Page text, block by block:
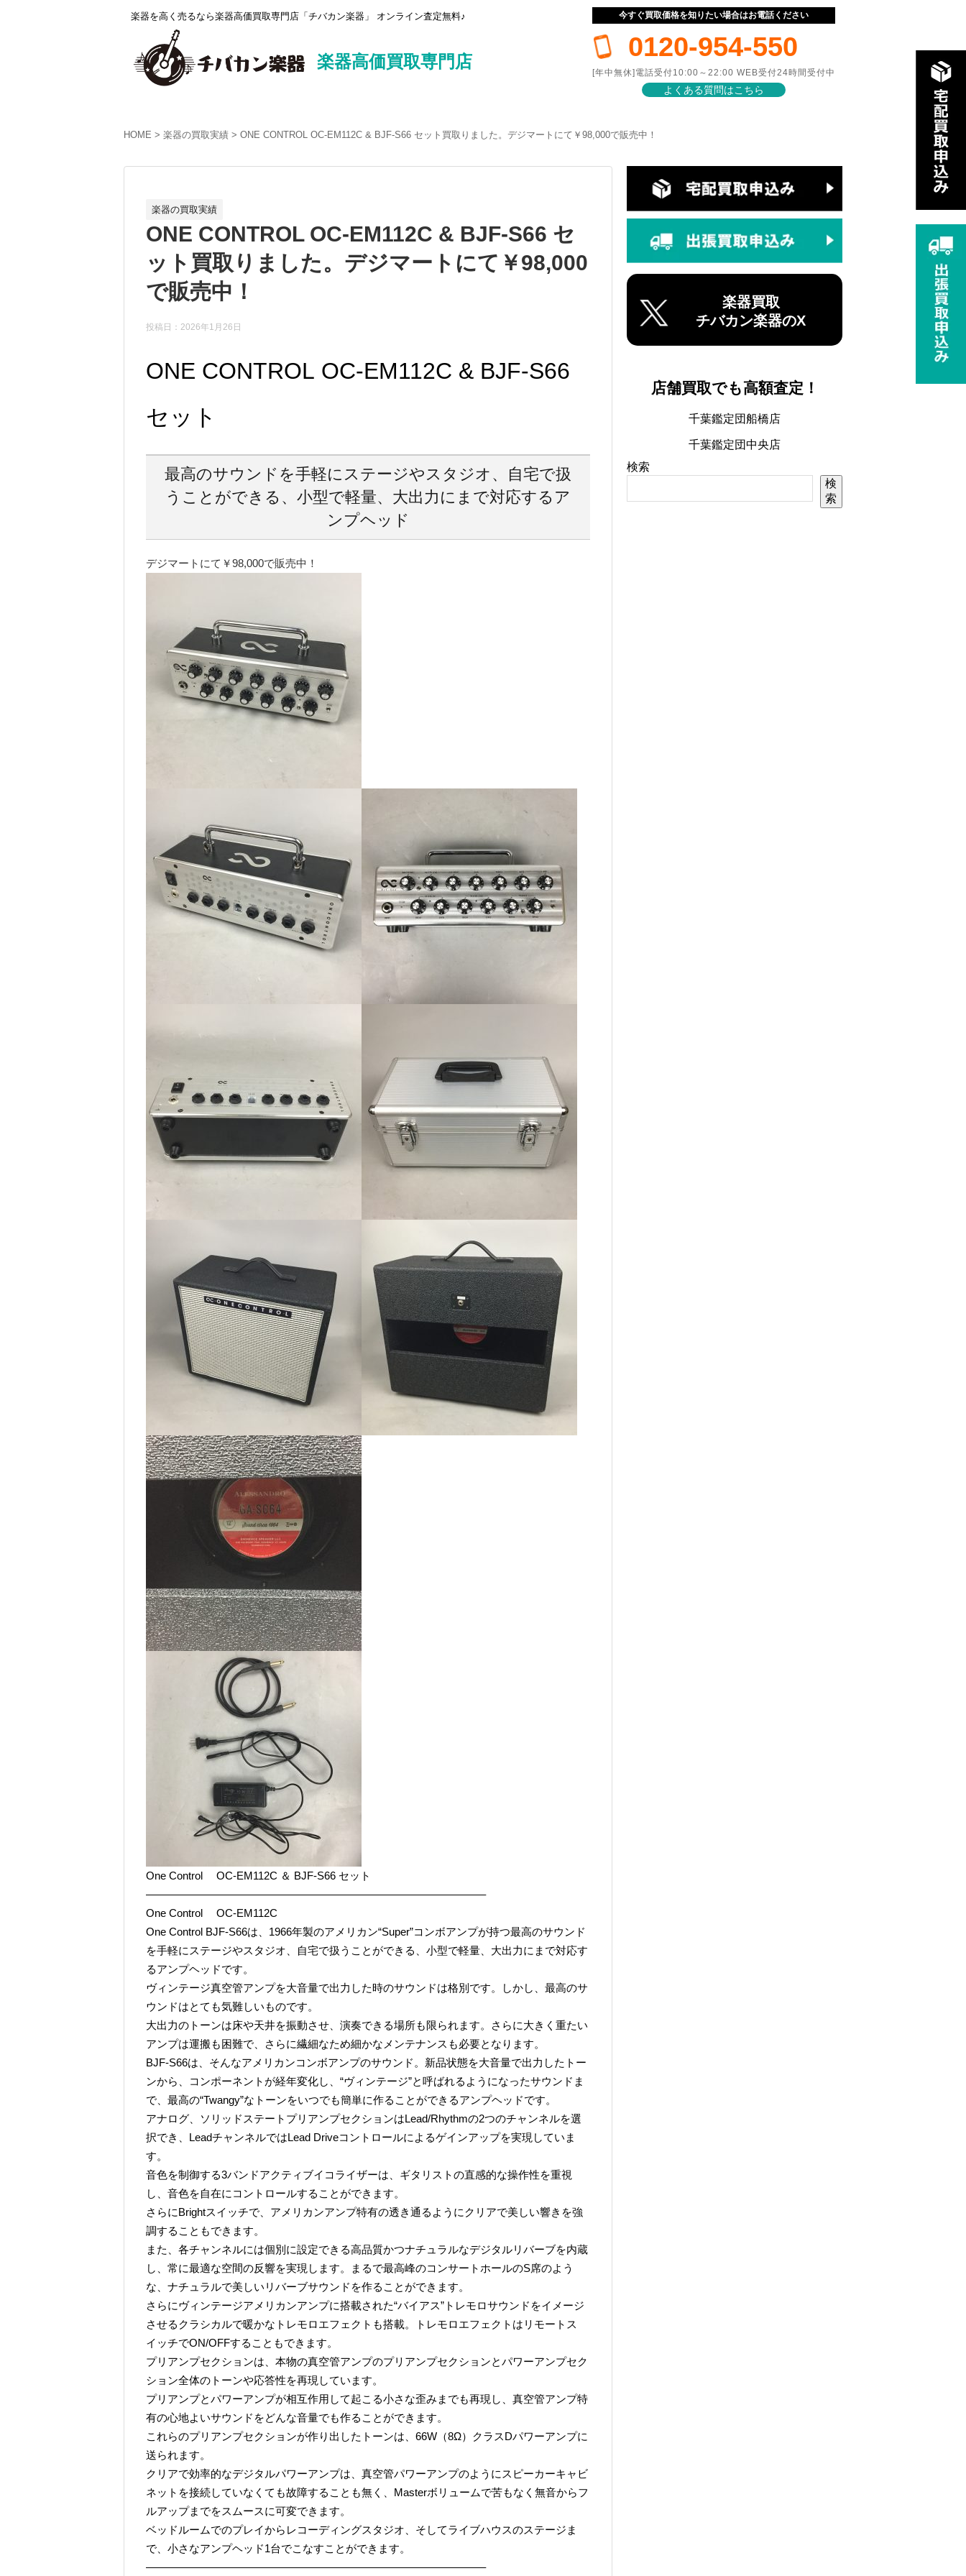
楽器を高く売るなら楽器高価買取専門店「チバカン楽器」 オンライン査定無料♪
楽器高価買取専門店
今すぐ買取価格を知りたい場合はお電話ください
0120-954-550
[年中無休]電話受付10:00～22:00 WEB受付24時間受付中
よくある質問はこちら
HOME 楽器の買取実績 ONE CONTROL OC-EM112C & BJF-S66 セット買取りました。デジマートにて￥98,000で販売中！
楽器の買取実績
ONE CONTROL OC-EM112C & BJF-S66 セ
ット買取りました。デジマートにて￥98,000
で販売中！
投稿日：2026年1月26日
ONE CONTROL OC-EM112C & BJF-S66
セット
最高のサウンドを手軽にステージやスタジオ、自宅で扱
うことができる、小型で軽量、大出力にまで対応するア
ンプヘッド
デジマートにて￥98,000で販売中！
One Control OC-EM112C ＆ BJF-S66 セット
———————————————————————————————–
One Control OC-EM112C
One Control BJF-S66は、1966年製のアメリカン“Super”コンボアンプが持つ最高のサウンド
を手軽にステージやスタジオ、自宅で扱うことができる、小型で軽量、大出力にまで対応す
るアンプヘッドです。
ヴィンテージ真空管アンプを大音量で出力した時のサウンドは格別です。しかし、最高のサ
ウンドはとても気難しいものです。
大出力のトーンは床や天井を振動させ、演奏できる場所も限られます。さらに大きく重たい
アンプは運搬も困難で、さらに繊細なため細かなメンテナンスも必要となります。
BJF-S66は、そんなアメリカンコンボアンプのサウンド。新品状態を大音量で出力したトー
ンから、コンポーネントが経年変化し、“ヴィンテージ”と呼ばれるようになったサウンドま
で、最高の“Twangy”なトーンをいつでも簡単に作ることができるアンプヘッドです。
アナログ、ソリッドステートプリアンプセクションはLead/Rhythmの2つのチャンネルを選
択でき、LeadチャンネルではLead Driveコントロールによるゲインアップを実現していま
す。
音色を制御する3バンドアクティブイコライザーは、ギタリストの直感的な操作性を重視
し、音色を自在にコントロールすることができます。
さらにBrightスイッチで、アメリカンアンプ特有の透き通るようにクリアで美しい響きを強
調することもできます。
また、各チャンネルには個別に設定できる高品質かつナチュラルなデジタルリバーブを内蔵
し、常に最適な空間の反響を実現します。まるで最高峰のコンサートホールのS席のよう
な、ナチュラルで美しいリバーブサウンドを作ることができます。
さらにヴィンテージアメリカンアンプに搭載された“バイアス”トレモロサウンドをイメージ
させるクラシカルで暖かなトレモロエフェクトも搭載。トレモロエフェクトはリモートス
イッチでON/OFFすることもできます。
プリアンプセクションは、本物の真空管アンプのプリアンプセクションとパワーアンプセク
ション全体のトーンや応答性を再現しています。
プリアンプとパワーアンプが相互作用して起こる小さな歪みまでも再現し、真空管アンプ特
有の心地よいサウンドをどんな音量でも作ることができます。
これらのプリアンプセクションが作り出したトーンは、66W（8Ω）クラスDパワーアンプに
送られます。
クリアで効率的なデジタルパワーアンプは、真空管パワーアンプのようにスピーカーキャビ
ネットを接続していなくても故障することも無く、Masterボリュームで苦もなく無音からフ
ルアップまでをスムースに可変できます。
ベッドルームでのプレイからレコーディングスタジオ、そしてライブハウスのステージま
で、小さなアンプヘッド1台でこなすことができます。
———————————————————————————————–
楽器買取
チバカン楽器のX
店舗買取でも高額査定！
千葉鑑定団船橋店
千葉鑑定団中央店
検索
検
索